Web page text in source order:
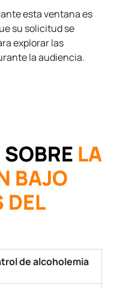
esta ventana es
su solicitud se
explorar las
la audiencia.
LA
BAJO
DEL
de alcoholemia